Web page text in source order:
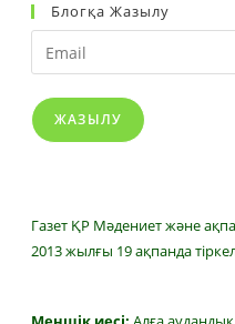
Блогқа Жазылу
Email
ЖАЗЫЛУ
Газет ҚР Мәдениет және
2013 жылғы 19 ақпанда